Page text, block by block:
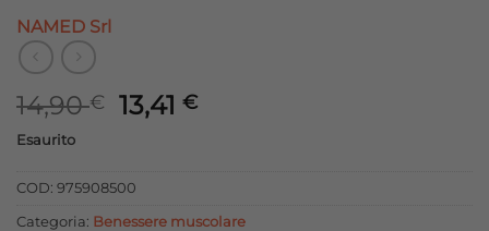
NAMED Srl
14,90€
Il
prezzo
era:
13,41€Il
13,41 €.
Esaurito
COD: 975908500
Categoria: Benessere muscolare